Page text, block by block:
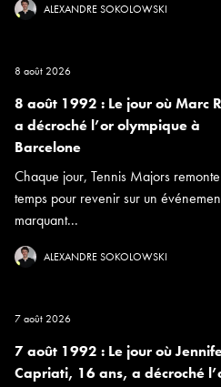
ALEXANDRE SOKOLOWSKI
8 août 2026
8 août 1992 : Le jour où Marc
a décroché l’or olympique à
Barcelone
Chaque jour, Tennis Majors
temps pour revenir sur un
marquant...
ALEXANDRE SOKOLOWSKI
7 août 2026
7 août 1992 : Le jour où
Capriati, 16 ans, a décroché